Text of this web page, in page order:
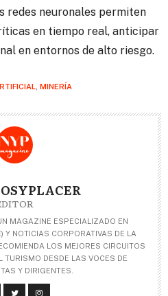
redes neuronales permiten
en tiempo real, anticipar
en entornos de alto riesgo.
MINERÍA
MAGAZINE ESPECIALIZADO EN
Y NOTICIAS CORPORATIVAS DE LA
LOS MEJORES CIRCUITOS
TURISMO DESDE LAS VOCES DE
Y DIRIGENTES.